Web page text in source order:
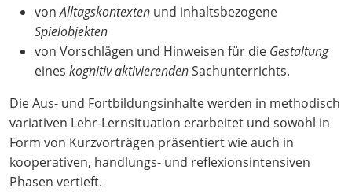
vonAlltagskontexten und inhaltsbezogene
Spielobjekten
von Vorschlägen und Hinweisen für die Gestaltung
eines kognitiv aktivierendenSachunterrichts.
Die Aus- und Fortbildungsinhalte werden in methodisch
variativen Lehr-Lernsituation erarbeitet und sowohl in
Form von Kurzvorträgen präsentiert wie auch in
kooperativen, handlungs- und reflexionsintensiven
Phasen vertieft.